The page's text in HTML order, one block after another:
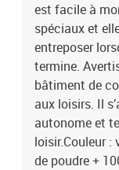
est facile à
spéciaux et
entreposer
termine.
bâtiment de
aux loisirs. Il
autonome et
loisir.Couleur
de poudre +